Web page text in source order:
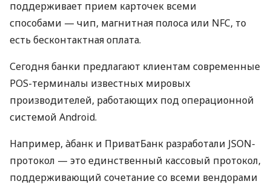
поддерживает прием карточек всеми
способами — чип, магнитная полоса или NFC, то
есть бесконтактная оплата.
Сегодня банки предлагают клиентам современные
POS-терминалы известных мировых
производителей, работающих под операционной
системой Android.
Например, àбанк и ПриватБанк разработали JSON-
протокол — это единственный кассовый протокол,
поддерживающий сочетание со всеми вендорами